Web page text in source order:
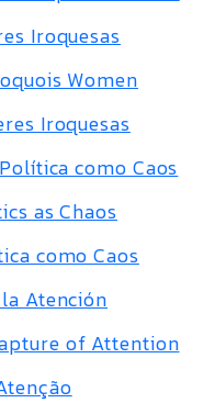
Iroquesas
Women
Iroquesas
como Caos
as Chaos
como Caos
Atención
of Attention